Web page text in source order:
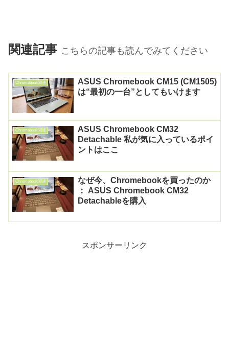
関連記事 こちらの記事も読んでみてください
Chromebook関連
ASUS Chromebook CM15 (CM1505)
は“最初の一台”としてもいけます
Chromebook関連
ASUS Chromebook CM32
Detachable 私が気に入っているポイ
ントはここ
Chromebook関連
なぜ今、Chromebookを買ったのか
： ASUS Chromebook CM32
Detachableを購入
スポンサーリンク